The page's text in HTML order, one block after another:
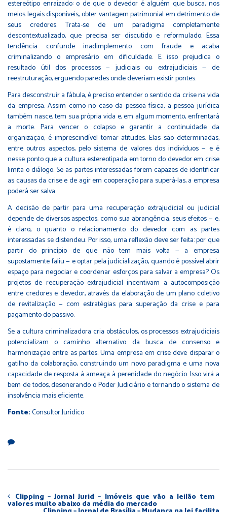
estereótipo enraizado: o de que o devedor é alguém que busca, nos
meios legais disponíveis, obter vantagem patrimonial em detrimento de
seus credores. Trata-se de um paradigma completamente
descontextualizado, que precisa ser discutido e reformulado. Essa
tendência confunde inadimplemento com fraude e acaba
criminalizando o empresário em dificuldade. E isso prejudica o
resultado útil dos processos — judiciais ou extrajudiciais — de
reestruturação, erguendo paredes onde deveriam existir pontes.
Para desconstruir a fábula, é preciso entender o sentido da crise na vida
da empresa. Assim como no caso da pessoa física, a pessoa jurídica
também nasce, tem sua própria vida e, em algum momento, enfrentará
a morte. Para vencer o colapso e garantir a continuidade da
organização, é imprescindível tomar atitudes. Elas são determinadas,
entre outros aspectos, pelo sistema de valores dos indivíduos — e é
nesse ponto que a cultura estereotipada em torno do devedor em crise
limita o diálogo. Se as partes interessadas forem capazes de identificar
as causas da crise e de agir em cooperação para superá-las, a empresa
poderá ser salva.
A decisão de partir para uma recuperação extrajudicial ou judicial
depende de diversos aspectos, como sua abrangência, seus efeitos — e,
é claro, o quanto o relacionamento do devedor com as partes
interessadas se distendeu. Por isso, uma reflexão deve ser feita: por que
partir do princípio de que não tem mais volta — a empresa
supostamente faliu — e optar pela judicialização, quando é possível abrir
espaço para negociar e coordenar esforços para salvar a empresa? Os
projetos de recuperação extrajudicial incentivam a autocomposição
entre credores e devedor, através da elaboração de um plano coletivo
de revitalização — com estratégias para superação da crise e para
pagamento do passivo.
Se a cultura criminalizadora cria obstáculos, os processos extrajudiciais
potencializam o caminho alternativo da busca de consenso e
harmonização entre as partes. Uma empresa em crise deve disparar o
gatilho da colaboração, construindo um novo paradigma e uma nova
capacidade de resposta à ameaça à perenidade do negócio. Isso virá a
bem de todos, desonerando o Poder Judiciário e tornando o sistema de
insolvência mais eficiente.
Fonte:Consultor Jurídico
Clipping – Jornal Jurid – Imóveis que vão a leilão tem
valores muito abaixo da média do mercado